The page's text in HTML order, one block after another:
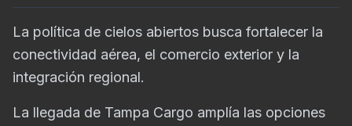
La política de cielos abiertos busca fortalecer la
conectividad aérea, el comercio exterior y la
integración regional.
La llegada de Tampa Cargo amplía las opciones